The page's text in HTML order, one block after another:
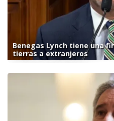
Benegas Lynch tiene una
tierras a extranjeros